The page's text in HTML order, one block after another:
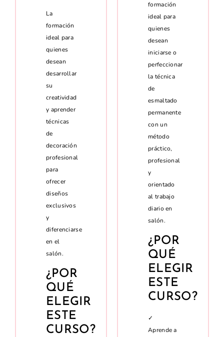
La
formación
ideal para
quienes
desean
desarrollar
su
creatividad
y aprender
técnicas
de
decoración
profesional
para
ofrecer
diseños
exclusivos
y
diferenciarse
en el
salón.
¿POR
QUÉ
ELEGIR
ESTE
CURSO?
formación
ideal para
quienes
desean
iniciarse o
perfeccionar
la técnica
de
esmaltado
permanente
con un
método
práctico,
profesional
y
orientado
al trabajo
diario en
salón.
¿POR
QUÉ
ELEGIR
ESTE
CURSO?
✓
Aprende a